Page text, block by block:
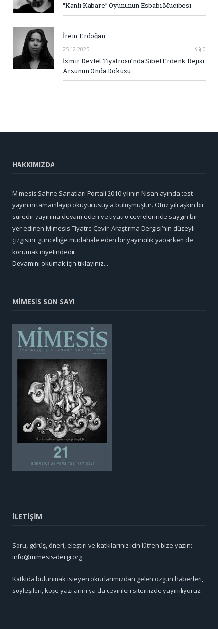
“Kanlı Kabare” Oyununun Esbabı Mucibesi
İrem Erdoğan
25.12.2025 0
İzmir Devlet Tiyatrosu’nda Sibel Erdenk Rejisi:
Arzunun Onda Dokuzu
HAKKIMIZDA
Mimesis Sahne Sanatları Portali 2010 yılının Nisan ayında test
yayınını tamamlayıp okuyucusuyla buluşmuştur. Otuz yılı aşkın bir
süredir yayınına devam eden ve tiyatro çevrelerinde saygın bir
yer edinen Mimesis Tiyatro Çeviri Araştırma Dergisi’nin düzeyli
çizgisini, güncelliğe müdahale eden bir yayıncılık yaparken de
korumak niyetindedir.
Devamını okumak için tıklayınız...
MİMESİS SON SAYI
İLETİŞİM
Soru, görüş, öneri, eleştiri ve katkılarınız için lütfen bize yazın:
info@mimesis-dergi.org
Katkıda bulunmak isteyen okurlarımızdan gelen özgün haberleri,
söyleşileri, köşe yazılarını ya da çevirileri sitemizde yayımlıyoruz.